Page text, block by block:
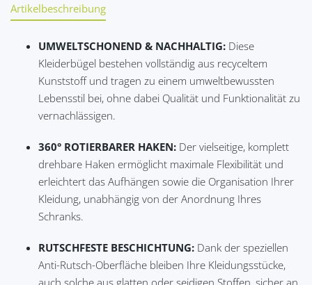
Artikelbeschreibung
UMWELTSCHONEND & NACHHALTIG: Diese
Kleiderbügel bestehen vollständig aus recyceltem
Kunststoff und tragen zu einem umweltbewussten
Lebensstil bei, ohne dabei Qualität und Funktionalität zu
vernachlässigen.
360° ROTIERBARER HAKEN: Der vielseitige, komplett
drehbare Haken ermöglicht maximale Flexibilität und
erleichtert das Aufhängen sowie die Organisation Ihrer
Kleidung, unabhängig von der Anordnung Ihres
Schranks.
RUTSCHFESTE BESCHICHTUNG: Dank der speziellen
Anti-Rutsch-Oberfläche bleiben Ihre Kleidungsstücke,
auch solche aus glatten oder seidigen Stoffen, sicher an